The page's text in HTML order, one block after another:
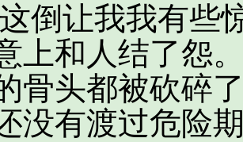
让我我有些惊
上和人结了怨
骨头都被砍碎
没有渡过危险